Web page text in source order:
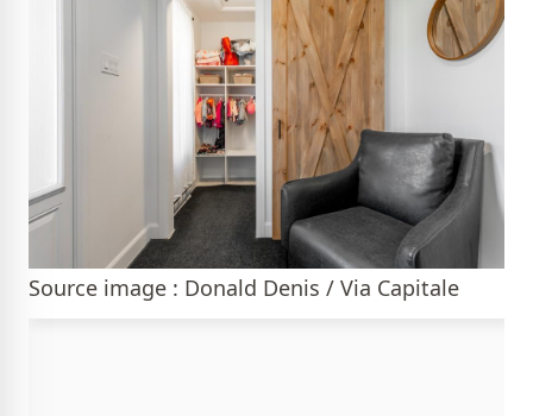
Source image : Donald Denis / Via Capitale